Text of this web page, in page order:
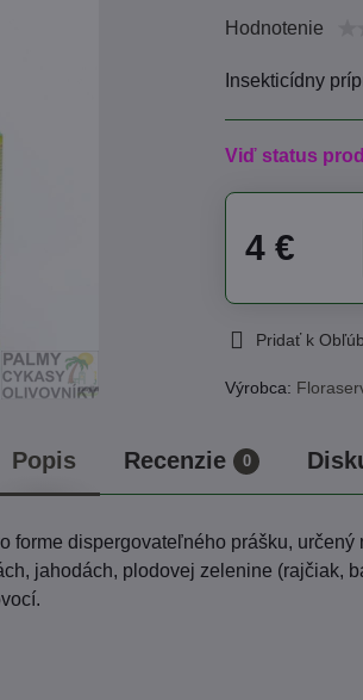
Hodnotenie
Insekticídny
Viď status
4 €
Pridať k
Výrobca:
Popis Recenzie 0
forme dispergovateľného prášku,
jahodách, plodovej zelenine (rajčiak,